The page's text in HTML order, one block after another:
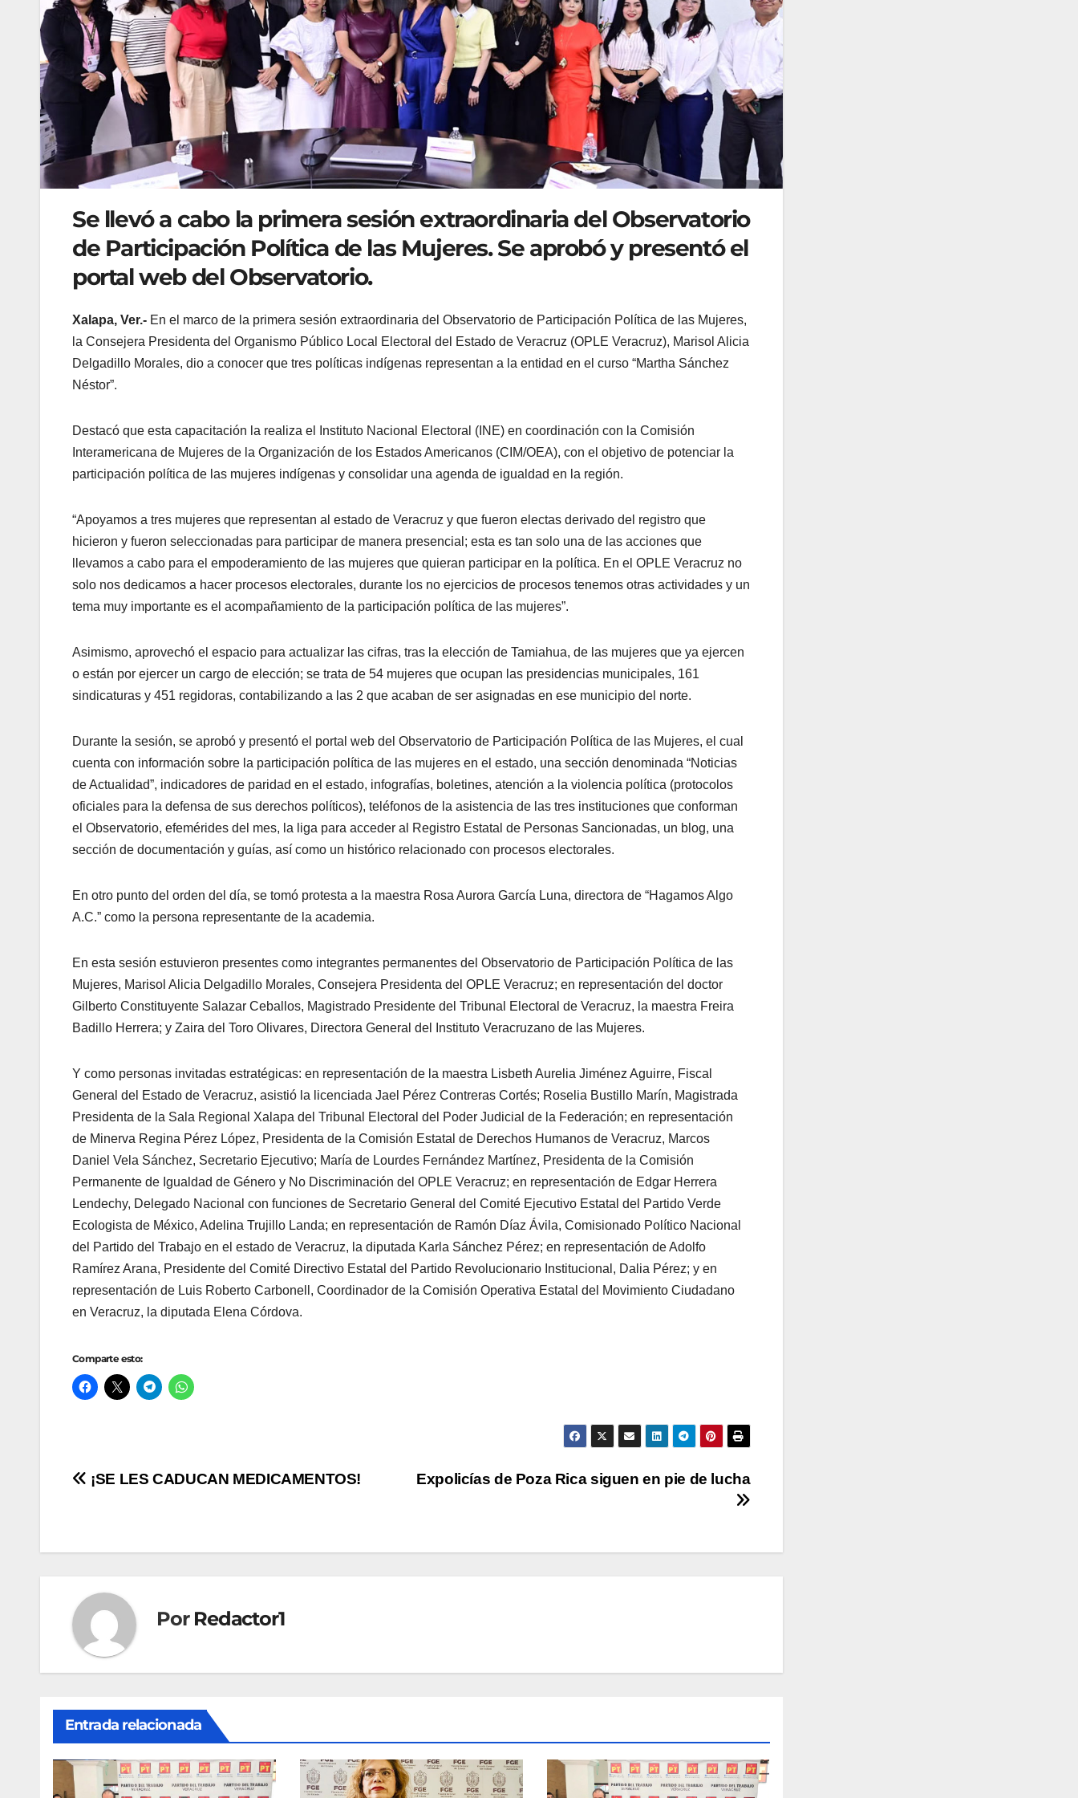
Se llevó a cabo la primera sesión extraordinaria del Observatorio
de Participación Política de las Mujeres. Se aprobó y presentó el
portal web del Observatorio.
Xalapa, Ver.- En el marco de la primera sesión extraordinaria del Observatorio de Participación Política de las Mujeres,
la Consejera Presidenta del Organismo Público Local Electoral del Estado de Veracruz (OPLE Veracruz), Marisol Alicia
Delgadillo Morales, dio a conocer que tres políticas indígenas representan a la entidad en el curso “Martha Sánchez
Néstor”.
Destacó que esta capacitación la realiza el Instituto Nacional Electoral (INE) en coordinación con la Comisión
Interamericana de Mujeres de la Organización de los Estados Americanos (CIM/OEA), con el objetivo de potenciar la
participación política de las mujeres indígenas y consolidar una agenda de igualdad en la región.
“Apoyamos a tres mujeres que representan al estado de Veracruz y que fueron electas derivado del registro que
hicieron y fueron seleccionadas para participar de manera presencial; esta es tan solo una de las acciones que
llevamos a cabo para el empoderamiento de las mujeres que quieran participar en la política. En el OPLE Veracruz no
solo nos dedicamos a hacer procesos electorales, durante los no ejercicios de procesos tenemos otras actividades y un
tema muy importante es el acompañamiento de la participación política de las mujeres”.
Asimismo, aprovechó el espacio para actualizar las cifras, tras la elección de Tamiahua, de las mujeres que ya ejercen
o están por ejercer un cargo de elección; se trata de 54 mujeres que ocupan las presidencias municipales, 161
sindicaturas y 451 regidoras, contabilizando a las 2 que acaban de ser asignadas en ese municipio del norte.
Durante la sesión, se aprobó y presentó el portal web del Observatorio de Participación Política de las Mujeres, el cual
cuenta con información sobre la participación política de las mujeres en el estado, una sección denominada “Noticias
de Actualidad”, indicadores de paridad en el estado, infografías, boletines, atención a la violencia política (protocolos
oficiales para la defensa de sus derechos políticos), teléfonos de la asistencia de las tres instituciones que conforman
el Observatorio, efemérides del mes, la liga para acceder al Registro Estatal de Personas Sancionadas, un blog, una
sección de documentación y guías, así como un histórico relacionado con procesos electorales.
En otro punto del orden del día, se tomó protesta a la maestra Rosa Aurora García Luna, directora de “Hagamos Algo
A.C.” como la persona representante de la academia.
En esta sesión estuvieron presentes como integrantes permanentes del Observatorio de Participación Política de las
Mujeres, Marisol Alicia Delgadillo Morales, Consejera Presidenta del OPLE Veracruz; en representación del doctor
Gilberto Constituyente Salazar Ceballos, Magistrado Presidente del Tribunal Electoral de Veracruz, la maestra Freira
Badillo Herrera; y Zaira del Toro Olivares, Directora General del Instituto Veracruzano de las Mujeres.
Y como personas invitadas estratégicas: en representación de la maestra Lisbeth Aurelia Jiménez Aguirre, Fiscal
General del Estado de Veracruz, asistió la licenciada Jael Pérez Contreras Cortés; Roselia Bustillo Marín, Magistrada
Presidenta de la Sala Regional Xalapa del Tribunal Electoral del Poder Judicial de la Federación; en representación
de Minerva Regina Pérez López, Presidenta de la Comisión Estatal de Derechos Humanos de Veracruz, Marcos
Daniel Vela Sánchez, Secretario Ejecutivo; María de Lourdes Fernández Martínez, Presidenta de la Comisión
Permanente de Igualdad de Género y No Discriminación del OPLE Veracruz; en representación de Edgar Herrera
Lendechy, Delegado Nacional con funciones de Secretario General del Comité Ejecutivo Estatal del Partido Verde
Ecologista de México, Adelina Trujillo Landa; en representación de Ramón Díaz Ávila, Comisionado Político Nacional
del Partido del Trabajo en el estado de Veracruz, la diputada Karla Sánchez Pérez; en representación de Adolfo
Ramírez Arana, Presidente del Comité Directivo Estatal del Partido Revolucionario Institucional, Dalia Pérez; y en
representación de Luis Roberto Carbonell, Coordinador de la Comisión Operativa Estatal del Movimiento Ciudadano
en Veracruz, la diputada Elena Córdova.
Comparte esto:
Navegación
entradas
Expolicías de Poza Rica siguen en pie de lucha
¡SE LES CADUCAN MEDICAMENTOS!
Por Redactor1
Entrada relacionada